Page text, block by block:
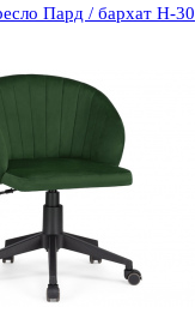
Пард / бархат H-30